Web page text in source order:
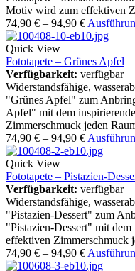
Motiv wird zum effektiven
74,90 € – 94,90 €
Quick View
Fototapete – Grünes Apfel
Verfügbarkeit: verfügbar
Widerstandsfähige,
"Grünes Apfel" zum
Apfel" mit dem
Zimmerschmuck jeden
74,90 € – 94,90 €
Quick View
Fototapete – Pistazien-
Verfügbarkeit: verfügbar
Widerstandsfähige,
"Pistazien-Dessert" zum
"Pistazien-Dessert" mit
effektiven Zimmerschmuck
74,90 € – 94,90 €